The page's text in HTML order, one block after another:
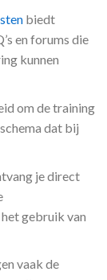
biedt
en forums die
kunnen
om de training
dat bij
je direct
gebruik van
vaak de